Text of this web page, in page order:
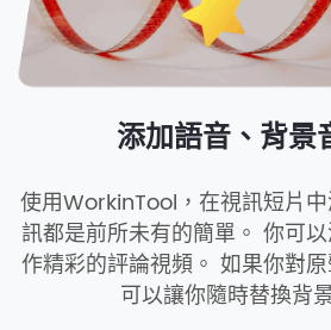
添加語音、背景
使用WorkinTool，在視訊短片
訊都是前所未有的簡單。 你可
作精彩的評論視頻。 如果你對
可以讓你隨時替換背